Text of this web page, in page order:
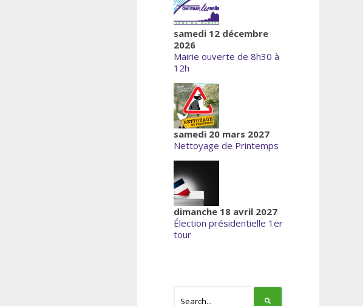
samedi 12 décembre
2026
Mairie ouverte de 8h30 à
12h
samedi 20 mars 2027
Nettoyage de Printemps
dimanche 18 avril 2027
Élection présidentielle 1er
tour